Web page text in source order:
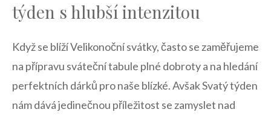
týden s‍ hlubší⁤ intenzitou
Když se blíží Velikonoční svátky, často se zaměřujeme
na přípravu ⁤sváteční⁤ tabule​ plné dobroty​ a na ‌hledání
perfektních dárků pro naše blízké. Avšak Svatý týden
​nám dává jedinečnou příležitost se ‍zamyslet nad‌